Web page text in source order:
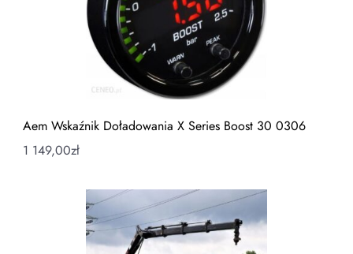
Aem Wskaźnik Doładowania X Series Boost 30 0306
1 149,00zł